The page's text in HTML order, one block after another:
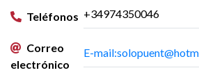
Teléfonos +34974350046
Correo
electrónico
E-